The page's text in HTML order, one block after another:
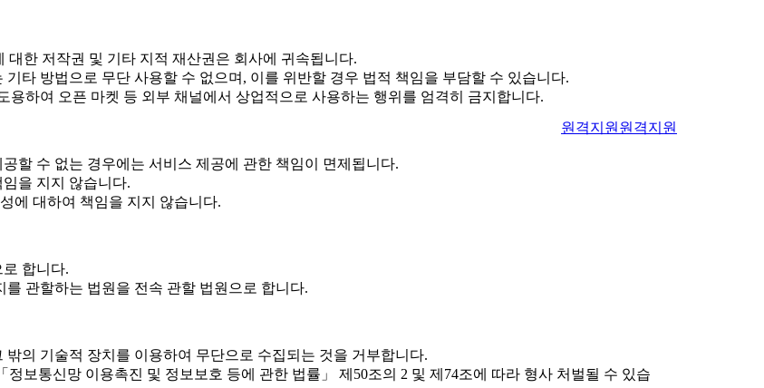
원격지원 원격지원
한 저작권 및 기타 지적 재산권은 회사에 귀속됩니다.
타 방법으로 무단 사용할 수 없으며, 이를 위반할 경우 법적 책임을 부담할 수 있습니다.
하여 오픈 마켓 등 외부 채널에서 상업적으로 사용하는 행위를 엄격히 금지합니다.
할 수 없는 경우에는 서비스 제공에 관한 책임이 면제됩니다.
을 지지 않습니다.
에 대하여 책임을 지지 않습니다.
합니다.
관할하는 법원을 전속 관할 법원으로 합니다.
의 기술적 장치를 이용하여 무단으로 수집되는 것을 거부합니다.
보통신망 이용촉진 및 정보보호 등에 관한 법률」 제50조의 2 및 제74조에 따라 형사 처벌될 수 있습